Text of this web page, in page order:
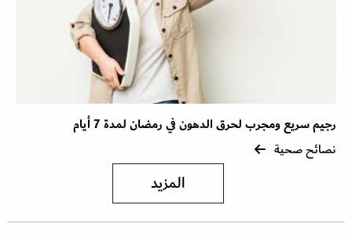
رجيم سريع ومجرب لحرق الدهون في رمضان لمدة 7 أيام
نصائح صحية
المزيد